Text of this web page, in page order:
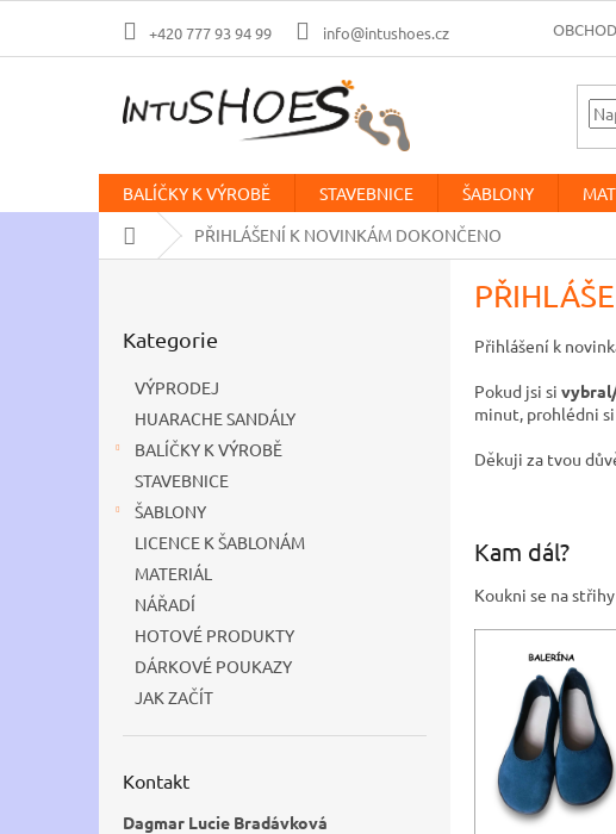
obsah
+420 777 93 94 99 info@intushoes.cz
BALÍČKY K VÝROBĚ STAVEBNICE ŠABLONY
Domů
PŘIHLÁŠENÍ K NOVINKÁM DOKONČENO
kategorie
Kategorie
VÝPRODEJ
HUARACHE SANDÁLY
BALÍČKY K VÝROBĚ
STAVEBNICE
ŠABLONY
LICENCE K ŠABLONÁM
MATERIÁL
NÁŘADÍ
HOTOVÉ PRODUKTY
DÁRKOVÉ POUKAZY
JAK ZAČÍT
Kontakt
Dagmar Lucie Bradávková
Přihlášení k
Pokud jsi si
minut, prohlédni
Děkuji za tvou
Kam dál?
Koukni se na